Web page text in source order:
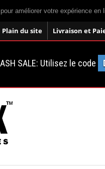
améliorer votre expérience
Plain du site Livraison et
SALE: Utilisez le code